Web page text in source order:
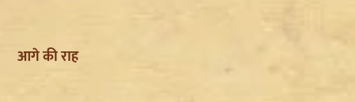
आगे की राह